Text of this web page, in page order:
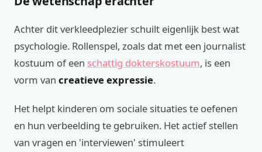
Achter dit verkleedplezier schuilt eigenlijk best wat
psychologie. Rollenspel, zoals dat met een journalist
kostuum of een schattig dokterskostuum, is een
vorm van creatieve expressie.
Het helpt kinderen om sociale situaties te oefenen
en hun verbeelding te gebruiken. Het actief stellen
van vragen en 'interviewen' stimuleert